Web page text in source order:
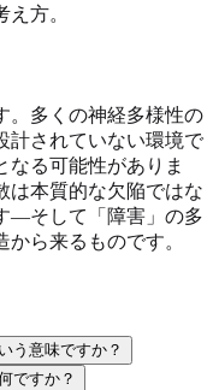
方。
。多くの神経多様性の
計されていない環境で
なる可能性がありま
は本質的な欠陥ではな
—そして「障害」の多
ら来るものです。
う意味ですか？
ですか？